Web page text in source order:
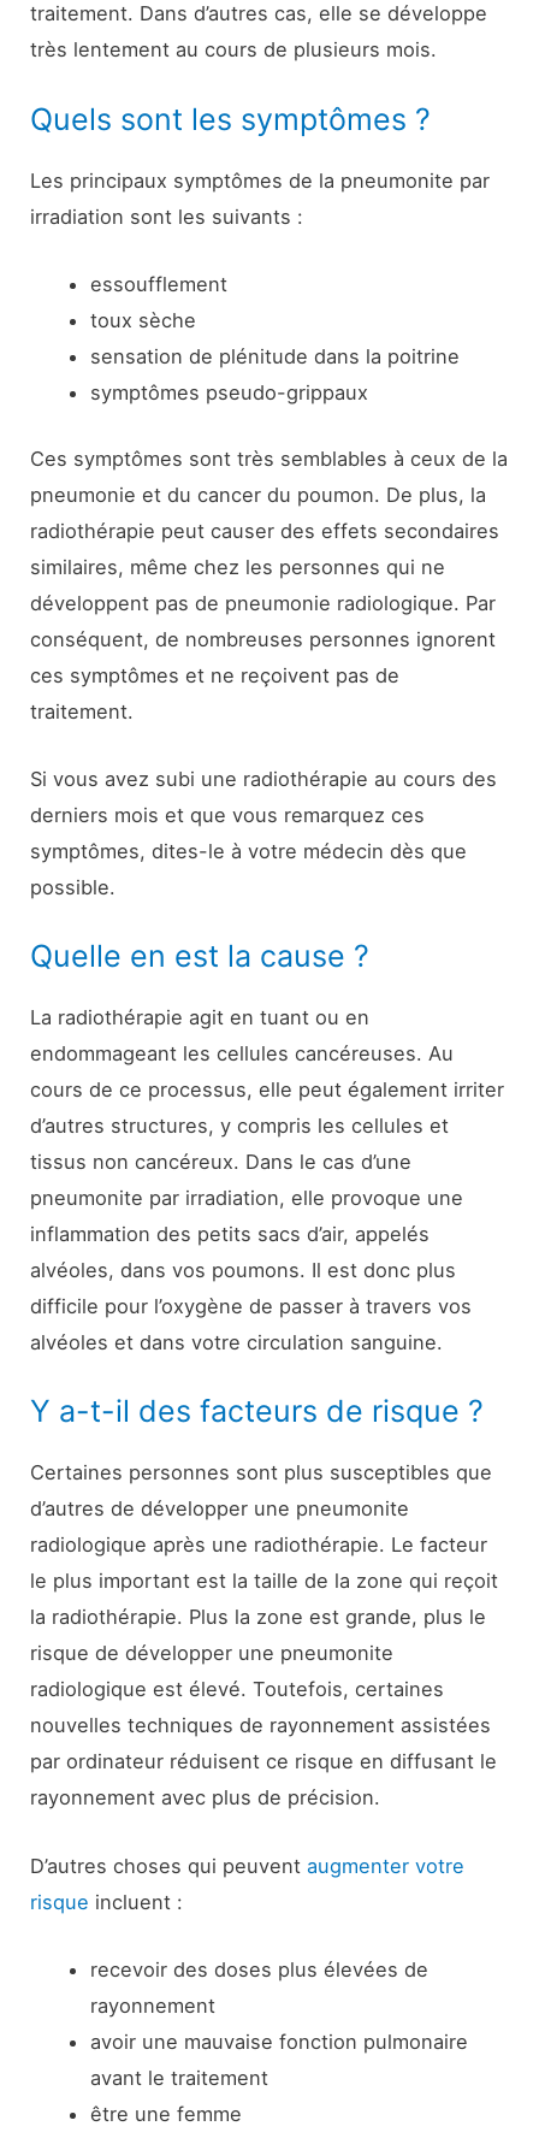
traitement. Dans d’autres cas, elle se développe
très lentement au cours de plusieurs mois.
Quels sont les symptômes ?
Les principaux symptômes de la pneumonite par
irradiation sont les suivants :
essoufflement
toux sèche
sensation de plénitude dans la poitrine
symptômes pseudo-grippaux
Ces symptômes sont très semblables à ceux de la
pneumonie et du cancer du poumon. De plus, la
radiothérapie peut causer des effets secondaires
similaires, même chez les personnes qui ne
développent pas de pneumonie radiologique. Par
conséquent, de nombreuses personnes ignorent
ces symptômes et ne reçoivent pas de
traitement.
Si vous avez subi une radiothérapie au cours des
derniers mois et que vous remarquez ces
symptômes, dites-le à votre médecin dès que
possible.
Quelle en est la cause ?
La radiothérapie agit en tuant ou en
endommageant les cellules cancéreuses. Au
cours de ce processus, elle peut également irriter
d’autres structures, y compris les cellules et
tissus non cancéreux. Dans le cas d’une
pneumonite par irradiation, elle provoque une
inflammation des petits sacs d’air, appelés
alvéoles, dans vos poumons. Il est donc plus
difficile pour l’oxygène de passer à travers vos
alvéoles et dans votre circulation sanguine.
Y a-t-il des facteurs de risque ?
Certaines personnes sont plus susceptibles que
d’autres de développer une pneumonite
radiologique après une radiothérapie. Le facteur
le plus important est la taille de la zone qui reçoit
la radiothérapie. Plus la zone est grande, plus le
risque de développer une pneumonite
radiologique est élevé. Toutefois, certaines
nouvelles techniques de rayonnement assistées
par ordinateur réduisent ce risque en diffusant le
rayonnement avec plus de précision.
D’autres choses qui peuventaugmenter votre
risque incluent :
recevoir des doses plus élevées de
rayonnement
avoir une mauvaise fonction pulmonaire
avant le traitement
être une femme